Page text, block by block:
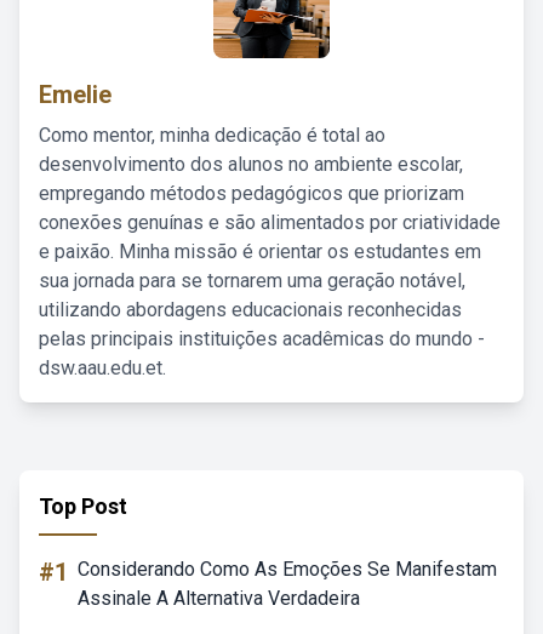
Emelie
Como mentor, minha dedicação é total ao
desenvolvimento dos alunos no ambiente escolar,
empregando métodos pedagógicos que priorizam
conexões genuínas e são alimentados por criatividade
e paixão. Minha missão é orientar os estudantes em
sua jornada para se tornarem uma geração notável,
utilizando abordagens educacionais reconhecidas
pelas principais instituições acadêmicas do mundo -
dsw.aau.edu.et.
Top Post
#1 Considerando Como As Emoções Se Manifestam
Assinale A Alternativa Verdadeira